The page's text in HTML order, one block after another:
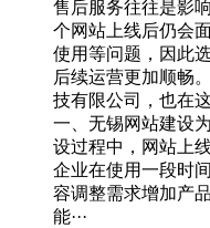
售后服务往往是影
个网站上线后仍会
使用等问题，因此
后续运营更加顺畅
技有限公司，也在
一、无锡网站建设
设过程中，网站上
企业在使用一段时
容调整需求增加产
能···